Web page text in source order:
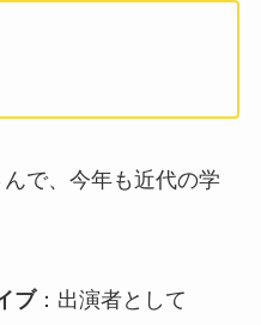
で、今年も近代の学
ブ：出演者として